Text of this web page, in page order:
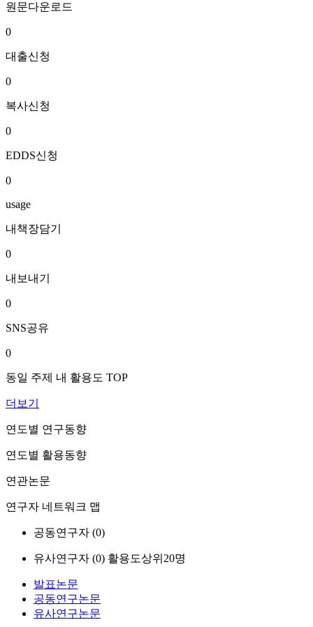
원문다운로드
0
대출신청
0
복사신청
0
EDDS신청
0
usage
내책장담기
0
내보내기
0
SNS공유
0
동일 주제 내 활용도 TOP
더보기
연도별 연구동향
연도별 활용동향
연관논문
연구자 네트워크 맵
공동연구자 (0)
유사연구자 (0) 활용도상위20명
발표논문
공동연구논문
유사연구논문